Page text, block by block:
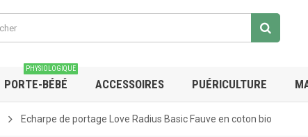
PORTE-BÉBÉ
PHYSIOLOGIQUE
ACCESSOIRES PUÉRICULTURE
Echarpe de portage Love Radius Basic Fauve en coton bio